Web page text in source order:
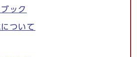
ック
ついて